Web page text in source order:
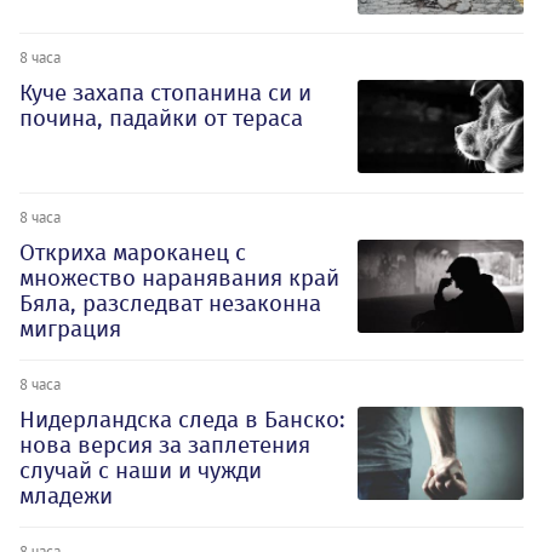
8 часа
Куче захапа стопанина си и
почина, падайки от тераса
8 часа
Откриха мароканец с
множество наранявания край
Бяла, разследват незаконна
миграция
8 часа
Нидерландска следа в Банско:
нова версия за заплетения
случай с наши и чужди
младежи